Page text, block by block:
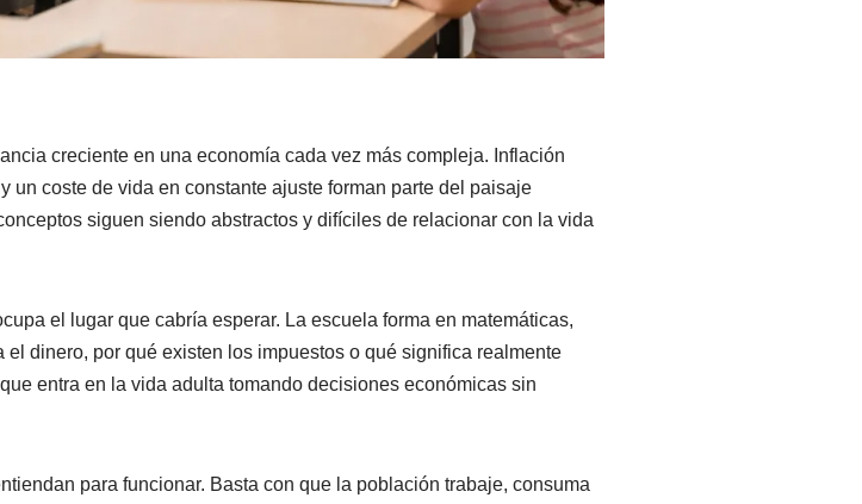
creciente en una economía cada vez más compleja. Inflación
coste de vida en constante ajuste forman parte del paisaje
siguen siendo abstractos y difíciles de relacionar con la vida
el lugar que cabría esperar. La escuela forma en matemáticas,
dinero, por qué existen los impuestos o qué significa realmente
entra en la vida adulta tomando decisiones económicas sin
para funcionar. Basta con que la población trabaje, consuma